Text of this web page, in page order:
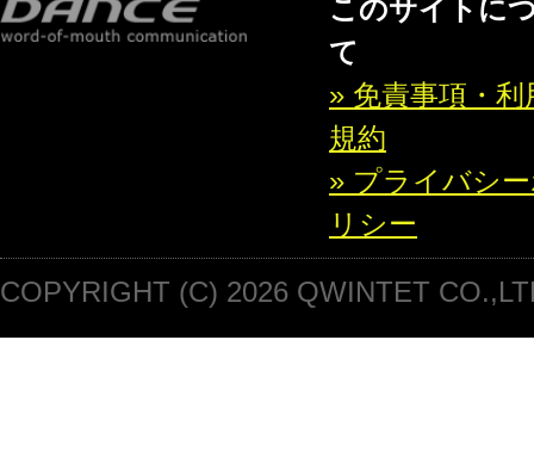
このサイトに
て
» 免責事項・利
規約
» プライバシ
リシー
COPYRIGHT (C) 2026 QWINTET